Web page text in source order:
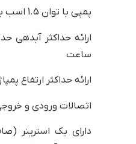
پمپی با توان 1.5 اسب بخار
ساعت
ارائه حداکثر ارتفاع پمپاژ
اتصالات ورودی و خروجی 2
دارای یک استرینر